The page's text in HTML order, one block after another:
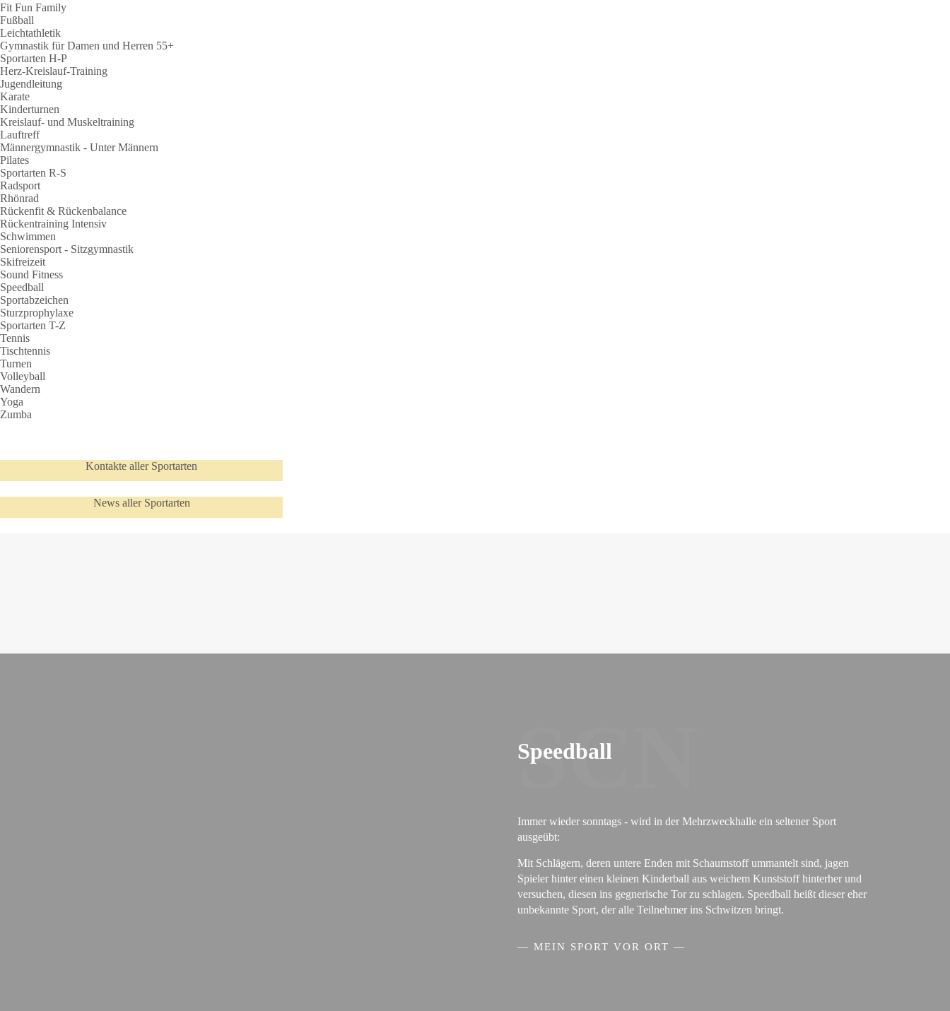
Fit Fun Family
Fußball
Leichtathletik
Gymnastik für Damen und Herren 55+
Sportarten H-P
Herz-Kreislauf-Training
Jugendleitung
Karate
Kinderturnen
Kreislauf- und Muskeltraining
Lauftreff
Männergymnastik - Unter Männern
Pilates
Sportarten R-S
Radsport
Rhönrad
Rückenfit & Rückenbalance
Rückentraining Intensiv
Schwimmen
Seniorensport - Sitzgymnastik
Skifreizeit
Sound Fitness
Speedball
Sportabzeichen
Sturzprophylaxe
Sportarten T-Z
Tennis
Tischtennis
Turnen
Volleyball
Wandern
Yoga
Zumba
Kontakte aller Sportarten
News aller Sportarten
SCN
Speedball
Immer wieder sonntags - wird in der Mehrzweckhalle ein seltener Sport
ausgeübt:
Mit Schlägern, deren untere Enden mit Schaumstoff ummantelt sind, jagen
Spieler hinter einen kleinen Kinderball aus weichem Kunststoff hinterher und
versuchen, diesen ins gegnerische Tor zu schlagen. Speedball heißt dieser eher
unbekannte Sport, der alle Teilnehmer ins Schwitzen bringt.
— MEIN SPORT VOR ORT —